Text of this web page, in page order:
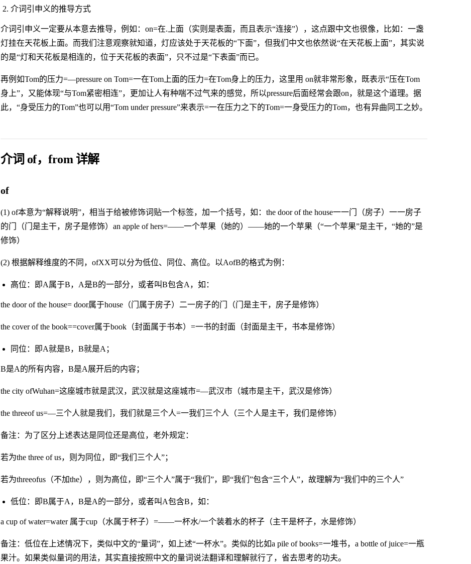
介词引申义的推导方式
介词引申义一定要从本意去推导，例如：on=在.上面（实则是表面，而且表示“连接”），这点跟中文也很像，比如：一盏
灯挂在天花板上面。而我们注意观察就知道，灯应该处于天花板的“下面”，但我们中文也依然说“在天花板上面”，其实说
的是“灯和天花板是相连的，位于天花板的表面”，只不过是“下表面”而已。
再例如Tom的压力=—pressure on Tom=一在Tom上面的压力=在Tom身上的压力，这里用 on就非常形象，既表示“压在Tom
身上”，又能体现“与Tom紧密相连”，更加让人有种喘不过气来的感觉，所以pressure后面经常会跟on，就是这个道理。据
此，“身受压力的Tom”也可以用“Tom under pressure”来表示=一在压力之下的Tom=一身受压力的Tom，也有异曲同工之妙。
介词 of，from 详解
of
(1) of本意为“解释说明”，相当于给被修饰词贴一个标签，加一个括号，如：the door of the house一一门（房子）一一房子
的门（门是主干，房子是修饰）an apple of hers=——一个苹果（她的）——她的一个苹果（“一个苹果”是主干，“她的”是
修饰）
(2) 根据解释维度的不同，ofXX可以分为低位、同位、高位。以AofB的格式为例：
高位：即A属于B，A是B的一部分，或者叫B包含A，如：
the door of the house= door属于house（门属于房子）二一房子的门（门是主干，房子是修饰）
the cover of the book==cover属于book（封面属于书本）=一书的封面（封面是主干，书本是修饰）
同位：即A就是B，B就是A；
B是A的所有内容，B是A展开后的内容；
the city ofWuhan=这座城市就是武汉，武汉就是这座城市=—武汉市（城市是主干，武汉是修饰）
the threeof us=—三个人就是我们，我们就是三个人=一我们三个人（三个人是主干，我们是修饰）
备注：为了区分上述表达是同位还是高位，老外规定：
若为the three of us，则为同位，即“我们三个人”；
若为threeofus（不加the），则为高位，即“三个人”属于“我们”，即“我们”包含“三个人”，故理解为“我们中的三个人”
低位：即B属于A，B是A的一部分，或者叫A包含B，如：
a cup of water=water 属于cup（水属于杯子）=——一杯水/一个装着水的杯子（主干是杯子，水是修饰）
备注：低位在上述情况下，类似中文的“量词”，如上述“一杯水”。类似的比如a pile of books=一堆书，a bottle of juice=一瓶
果汁。如果类似量词的用法，其实直接按照中文的量词说法翻译和理解就行了，省去思考的功夫。